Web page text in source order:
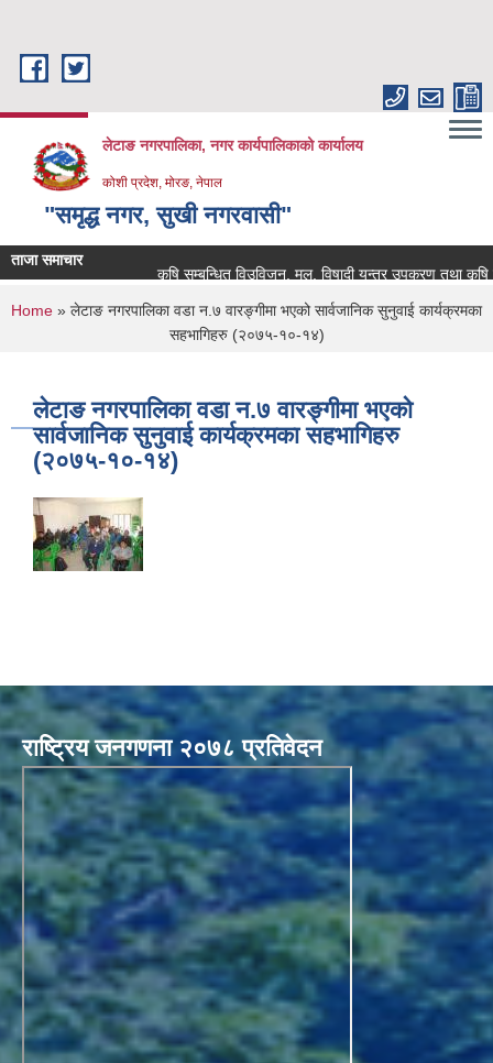
लेटाङ नगरपालिका, नगर कार्यपालिकाको कार्यालय
कोशी प्रदेश, मोरङ, नेपाल
"समृद्ध नगर, सुखी नगरवासी"
ताजा समाचार
कृषि सम्बन्धित विउविजन, मल, विषादी यन्त्र उपकरण तथा कृषि
You are here
Home » लेटाङ नगरपालिका वडा न.७ वारङ्गीमा भएको सार्वजानिक सुनुवाई कार्यक्रमका
सहभागिहरु (२०७५-१०-१४)
लेटाङ नगरपालिका वडा न.७ वारङ्गीमा भएको
सार्वजानिक सुनुवाई कार्यक्रमका सहभागिहरु
(२०७५-१०-१४)
राष्ट्रिय जनगणना २०७८ प्रतिवेदन